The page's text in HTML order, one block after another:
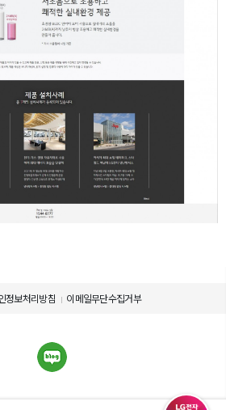
관련된 정보를 확인하세요.
서를 다운로드 받으실 수 있습니다.
정보처리방침 이메일무단수집거부